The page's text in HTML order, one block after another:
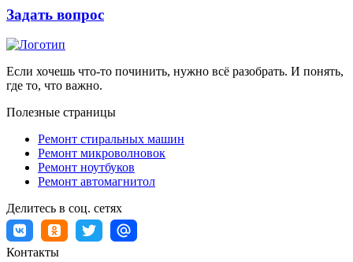
Задать вопрос
Если хочешь что-то починить, нужно всё разобрать. И понять,
где то, что важно.
Полезные страницы
Ремонт стиральных машин
Ремонт микроволновок
Ремонт ноутбуков
Ремонт автомагнитол
Делитесь в соц. сетях
Контакты